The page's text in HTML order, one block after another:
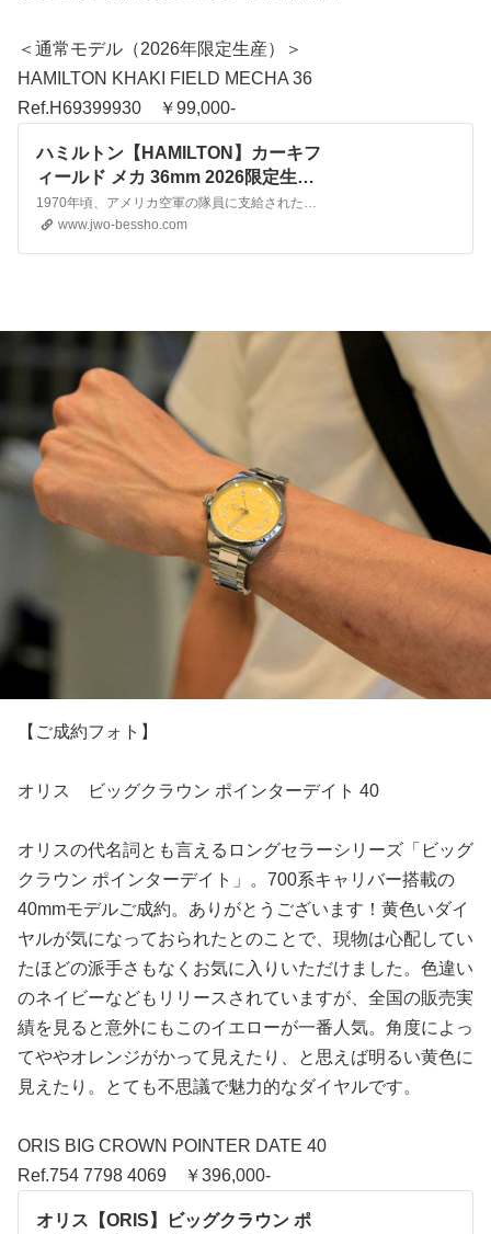
＜通常モデル（2026年限定生産）＞
HAMILTON KHAKI FIELD MECHA 36
Ref.H69399930 ￥99,000-
ハミルトン【HAMILTON】カーキフ
ィールド メカ 36mm 2026限定生産
モデル KHAKI FIELD MECHA
H69399930 | BESSHO
1970年頃、アメリカ空軍の隊員に支給されたナビゲーターズウォッチ「ハミルトン FAPD 5101」に着想を得た復刻モデル。真のミリタリーツールだけが持つ堅牢かつシンプルな魅力が現代の技術で蘇りました。アクリル製のボックス型風防や、オリジナルの風合いを再現したコットン製NATOストラップ、そしてバネ棒ではない固定式バーの採用など、サイズ感だけではなく細部にま…
www.jwo-bessho.com
【ご成約フォト】
オリス ビッグクラウン ポインターデイト 40
オリスの代名詞とも言えるロングセラーシリーズ「ビッグ
クラウン ポインターデイト」。700系キャリバー搭載の
40mmモデルご成約。ありがとうございます！黄色いダイ
ヤルが気になっておられたとのことで、現物は心配してい
たほどの派手さもなくお気に入りいただけました。色違い
のネイビーなどもリリースされていますが、全国の販売実
績を見ると意外にもこのイエローが一番人気。角度によっ
てややオレンジがかって見えたり、と思えば明るい黄色に
見えたり。とても不思議で魅力的なダイヤルです。
ORIS BIG CROWN POINTER DATE 40
Ref.754 7798 4069 ￥396,000-
オリス【ORIS】ビッグクラウン ポ